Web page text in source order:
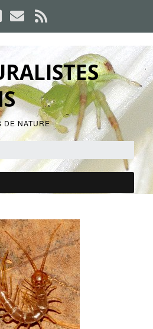
DE NATURE